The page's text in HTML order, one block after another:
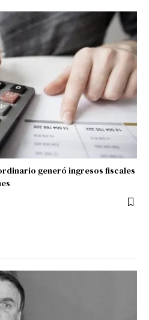
generó ingresos fiscales